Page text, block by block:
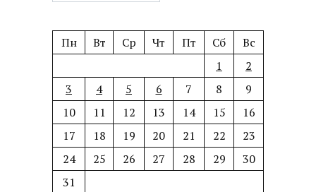
Пн Вт Ср Чт Пт Сб
Вс
1
2
3
4 5 6 7 8
9
10
11 12 13 14 15
16
17
18 19 20 21 22
23
24
25 26 27 28 29
30
31